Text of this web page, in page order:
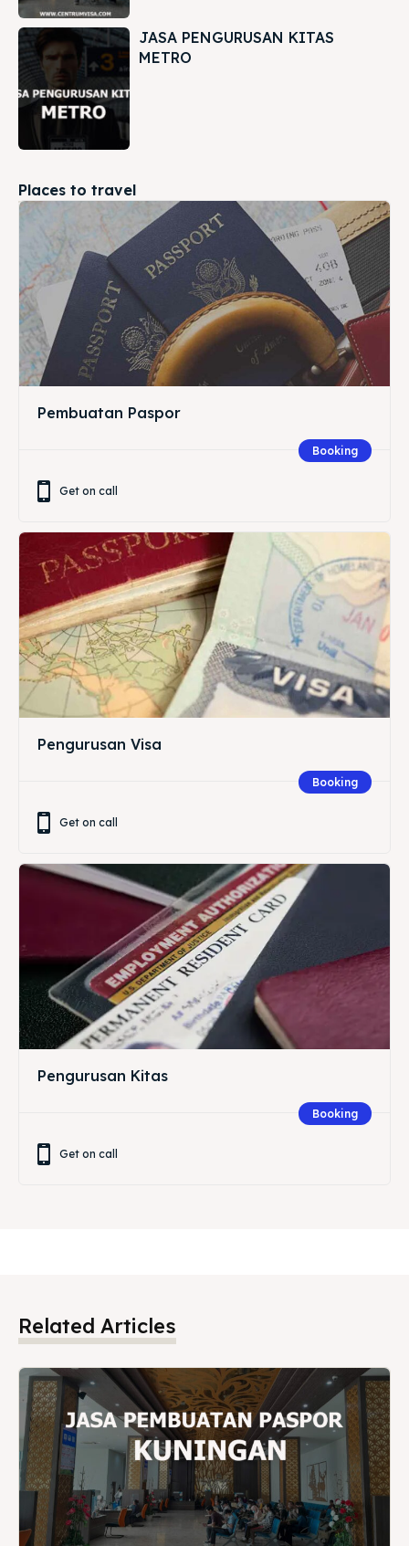
JASA PENGURUSAN KITAS
METRO
Places to travel
Pembuatan Paspor
Booking
Get on call
Pengurusan Visa
Booking
Get on call
Pengurusan Kitas
Booking
Get on call
Related Articles